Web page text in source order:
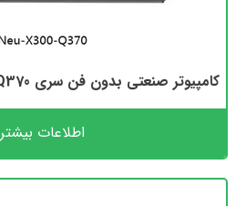
کامپیوتر صنعتی بدون فن سری Nexcom Neu-X300-Q370
اطلاعات بیشتر